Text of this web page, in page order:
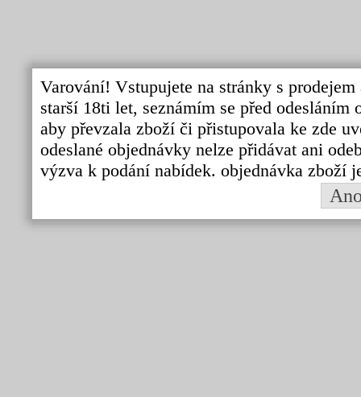
Varování! Vstupujete na stránky s
starší 18ti let, seznámím se před
aby převzala zboží či přistupovala ke zde
odeslané objednávky nelze přidávat ani
výzva k podání nabídek. objednávka zboží